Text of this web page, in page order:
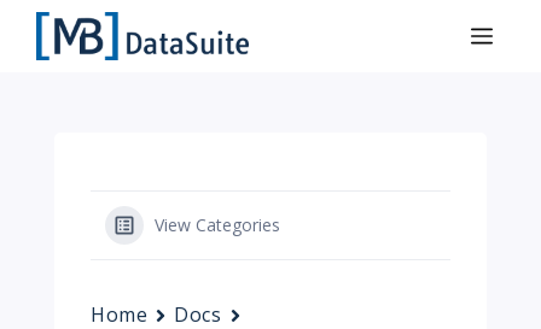
View Categories
Home
Docs